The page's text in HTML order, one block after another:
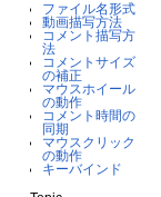
ファイル名形式
動画描写方法
コメント描写方
法
コメントサイズ
の補正
マウスホイール
の動作
コメント時間の
同期
マウスクリック
の動作
キーバインド